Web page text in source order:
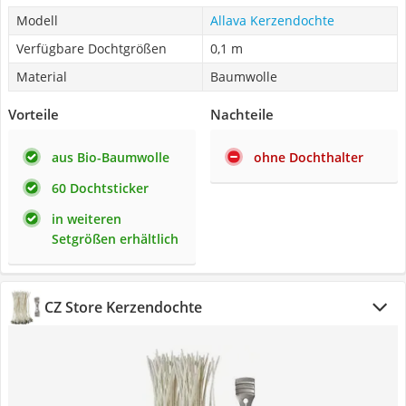
Modell
Allava Kerzendochte
Verfügbare Dochtgrößen
0,1 m
Material
Baumwolle
Vorteile
aus Bio-Baumwolle
60 Dochtsticker
in weiteren
Setgrößen erhältlich
Nachteile
ohne Dochthalter
CZ Store Kerzendochte